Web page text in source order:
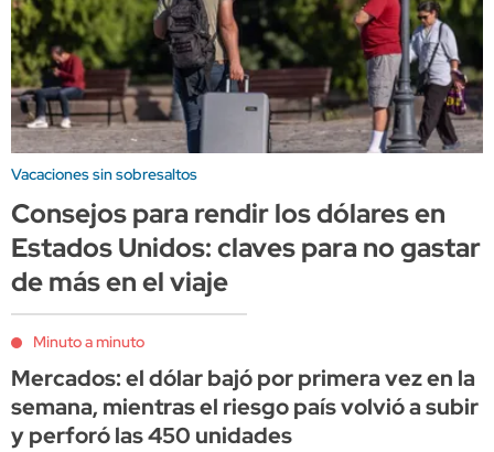
Vacaciones sin sobresaltos
Consejos para rendir los dólares en
Estados Unidos: claves para no gastar
de más en el viaje
Minuto a minuto
Mercados: el dólar bajó por primera vez en la
semana, mientras el riesgo país volvió a subir
y perforó las 450 unidades